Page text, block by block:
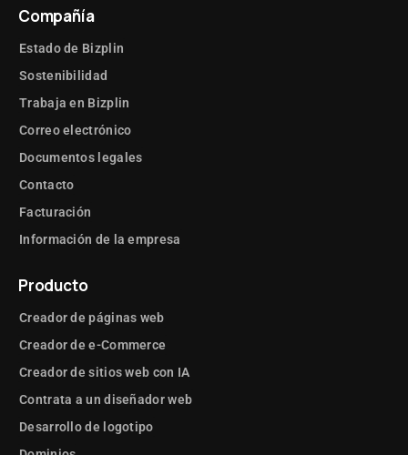
Compañía
Estado de Bizplin
Sostenibilidad
Trabaja en Bizplin
Correo electrónico
Documentos legales
Contacto
Facturación
Información de la empresa
Producto
Creador de páginas web
Creador de e-Commerce
Creador de sitios web con IA
Contrata a un diseñador web
Desarrollo de logotipo